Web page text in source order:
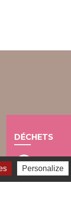
DÉCHETS
publicPersonalize